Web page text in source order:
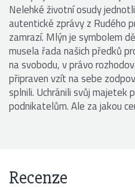
Nelehké životní osudy
autentické zprávy z Rudého
zamrazí. Mlýn je symbolem
musela řada našich předků
na svobodu, v právo
připraven vzít na sebe
splnili. Uchránili svůj majetek
podnikatelům. Ale za jakou
Recenze